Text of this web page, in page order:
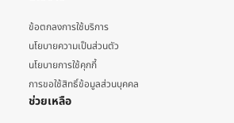
ข้อตกลงการใช้บริการ
นโยบายความเป็นส่วนตัว
นโยบายการใช้คุกกี้
การขอใช้สิทธิ์ข้อมูลส่วนบุคคล
ช่วยเหลือ